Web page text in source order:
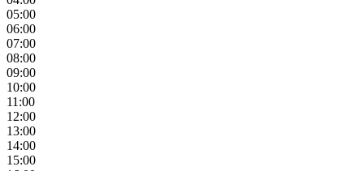
05:00
06:00
07:00
08:00
09:00
10:00
11:00
12:00
13:00
14:00
15:00